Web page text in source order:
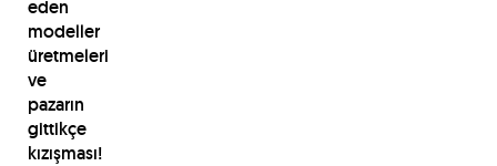
eden
modeller
üretmeleri
ve
pazarın
gittikçe
kızışması!